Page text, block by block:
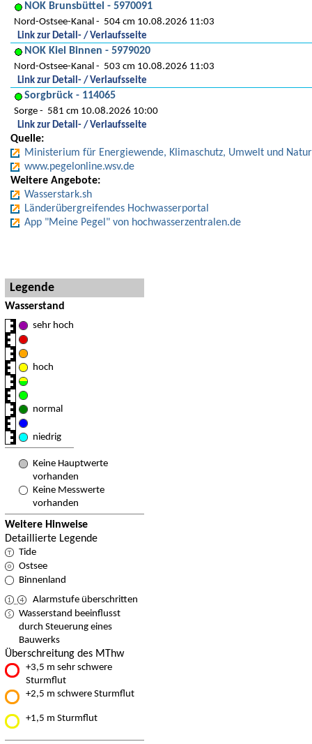
NOK Brunsbüttel - 5970091
Nord-Ostsee-Kanal
504 cm 10.08.2026 11:03
Link zur Detail- / Verlaufsseite
NOK Kiel Binnen - 5979020
Nord-Ostsee-Kanal
503 cm 10.08.2026 11:03
Link zur Detail- / Verlaufsseite
Sorgbrück - 114065
Sorge
581 cm 10.08.2026 10:00
Link zur Detail- / Verlaufsseite
Quelle:
Ministerium für Energiewende, Klimaschutz, Umwelt und Natur
www.pegelonline.wsv.de
Weitere Angebote:
Wasserstark.sh
Länderübergreifendes Hochwasserportal
App "Meine Pegel" von hochwasserzentralen.de
Legende
Wasserstand
sehr hoch
hoch
normal
niedrig
Keine Hauptwerte
vorhanden
Keine Messwerte
vorhanden
Weitere Hinweise
Detaillierte Legende
Tide
Ostsee
Binnenland
Alarmstufe überschritten
Wasserstand beeinflusst
durch Steuerung eines
Bauwerks
Überschreitung des MThw
+3,5 m sehr schwere
Sturmflut
+2,5 m schwere Sturmflut
+1,5 m Sturmflut